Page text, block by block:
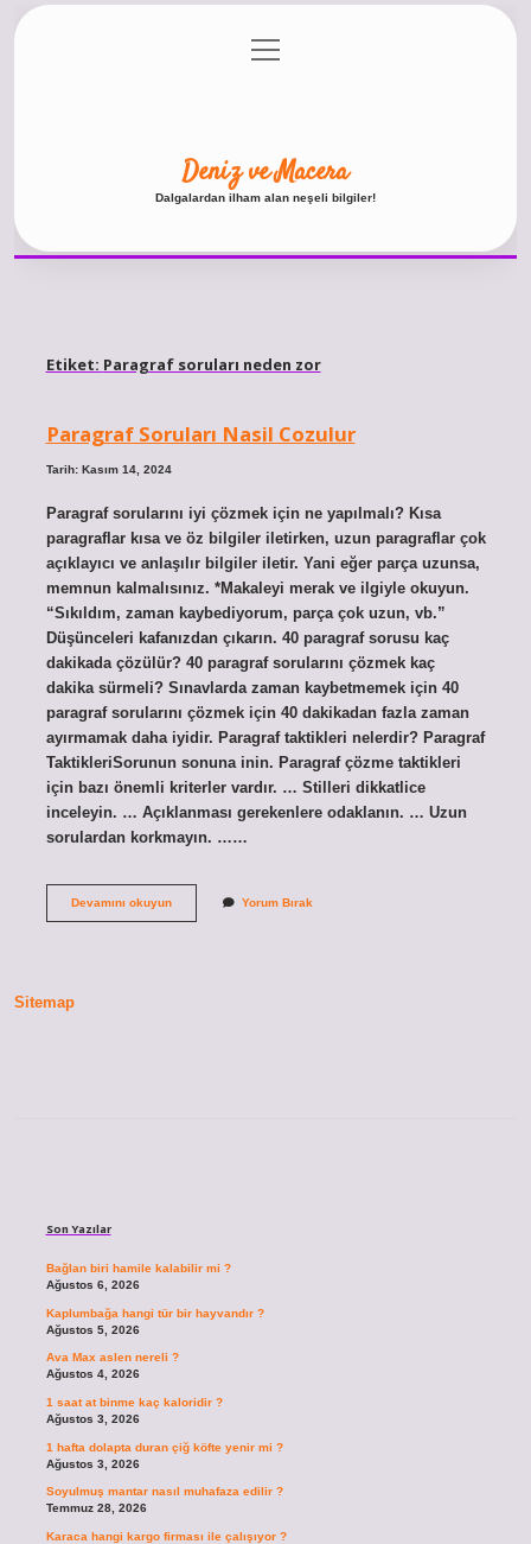
Gizlilik Politikası
menüyü
aç
Deniz ve Macera
Dalgalardan ilham alan neşeli bilgiler!
Etiket: Paragraf soruları neden zor
Paragraf Soruları Nasil Cozulur
Tarih: Kasım 14, 2024
Paragraf sorularını iyi çözmek için ne yapılmalı? Kısa
paragraflar kısa ve öz bilgiler iletirken, uzun paragraflar çok
açıklayıcı ve anlaşılır bilgiler iletir. Yani eğer parça uzunsa,
memnun kalmalısınız. *Makaleyi merak ve ilgiyle okuyun.
“Sıkıldım, zaman kaybediyorum, parça çok uzun, vb.”
Düşünceleri kafanızdan çıkarın. 40 paragraf sorusu kaç
dakikada çözülür? 40 paragraf sorularını çözmek kaç
dakika sürmeli? Sınavlarda zaman kaybetmemek için 40
paragraf sorularını çözmek için 40 dakikadan fazla zaman
ayırmamak daha iyidir. Paragraf taktikleri nelerdir? Paragraf
TaktikleriSorunun sonuna inin. Paragraf çözme taktikleri
için bazı önemli kriterler vardır. … Stilleri dikkatlice
inceleyin. … Açıklanması gerekenlere odaklanın. … Uzun
sorulardan korkmayın. ……
Devamını okuyunParagraf
Yorum Bırak
Sitemap
Son Yazılar
Bağlan biri hamile kalabilir mi ?
Ağustos 6, 2026
Kaplumbağa hangi tür bir hayvandır ?
Ağustos 5, 2026
Ava Max aslen nereli ?
Ağustos 4, 2026
1 saat at binme kaç kaloridir ?
Ağustos 3, 2026
1 hafta dolapta duran çiğ köfte yenir mi ?
Ağustos 3, 2026
Soyulmuş mantar nasıl muhafaza edilir ?
Temmuz 28, 2026
Karaca hangi kargo firması ile çalışıyor ?